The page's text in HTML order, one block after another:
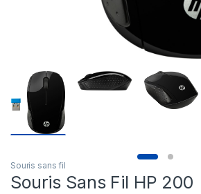
Souris sans fil
Souris Sans Fil HP 200